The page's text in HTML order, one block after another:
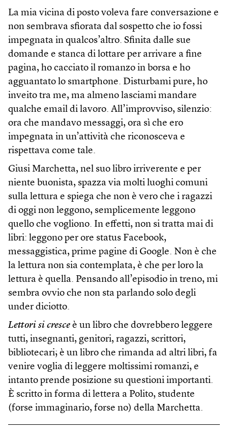
La mia vicina di posto voleva fare conversazione e
non sembrava sfiorata dal sospetto che io fossi
impegnata in qualcos’altro. Sfinita dalle sue
domande e stanca di lottare per arrivare a fine
pagina, ho cacciato il romanzo in borsa e ho
agguantato lo smartphone. Disturbami pure, ho
inveito tra me, ma almeno lasciami mandare
qualche email di lavoro. All’improvviso, silenzio:
ora che mandavo messaggi, ora sì che ero
impegnata in un’attività che riconosceva e
rispettava come tale.
Giusi Marchetta, nel suo libro irriverente e per
niente buonista, spazza via molti luoghi comuni
sulla lettura e spiega che non è vero che i ragazzi
di oggi non leggono, semplicemente leggono
quello che vogliono. In effetti, non si tratta mai di
libri: leggono per ore status Facebook,
messaggistica, prime pagine di Google. Non è che
la lettura non sia contemplata, è che per loro la
lettura è quella. Pensando all’episodio in treno, mi
sembra ovvio che non sta parlando solo degli
under diciotto.
Lettori si cresce è un libro che dovrebbero leggere
tutti, insegnanti, genitori, ragazzi, scrittori,
bibliotecari; è un libro che rimanda ad altri libri, fa
venire voglia di leggere moltissimi romanzi, e
intanto prende posizione su questioni importanti.
È scritto in forma di lettera a Polito, studente
(forse immaginario, forse no) della Marchetta.